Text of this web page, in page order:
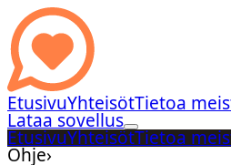
EtusivuYhteisötTietoa
Lataa sovellus
EtusivuYhteisötTietoa
Ohje›